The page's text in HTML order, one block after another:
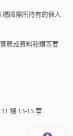
國際所持有的個人
務或資料種類等要
樓 13-15 室